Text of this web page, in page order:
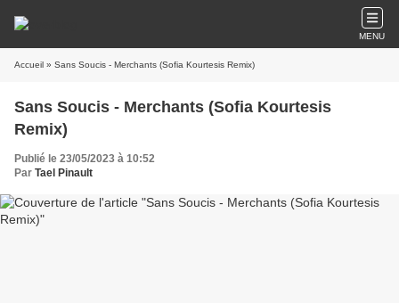
MENU
Accueil » Sans Soucis - Merchants (Sofia Kourtesis Remix)
Sans Soucis - Merchants (Sofia Kourtesis
Remix)
Publié le 23/05/2023 à 10:52
Par Tael Pinault